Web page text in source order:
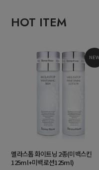
HOT ITEM
멜라스톱 화이트닝 2종(미백스킨
125ml+미백로션125ml)